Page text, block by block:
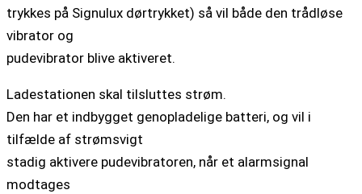
trykkes på Signulux dørtrykket) så vil både den trådløse
vibrator og
pudevibrator blive aktiveret.
Ladestationen skal tilsluttes strøm.
Den har et indbygget genopladelige batteri, og vil i
tilfælde af strømsvigt
stadig aktivere pudevibratoren, når et alarmsignal
modtages